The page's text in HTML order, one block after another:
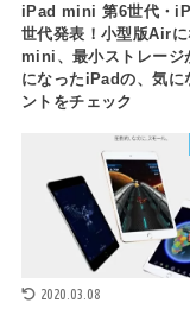
iPad mini 第6世代・
世代発表！小型版Airに
mini、最小ストレージ
になったiPadの、気に
ントをチェック
2020.03.08